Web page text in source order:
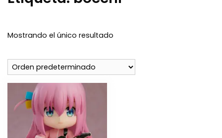
Mostrando el único resultado